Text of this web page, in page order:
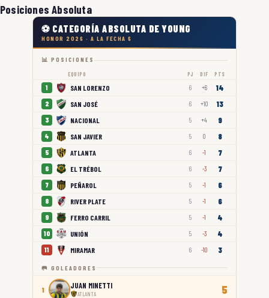
Posiciones Absoluta
⚽ CATEGORÍA ABSOLUTA DE YOUNG
HONOR 2026 · A LA FECHA 6
📊 POSICIONES
EQUIPO PJ DIF PTS
1 SAN LORENZO 6 +6 14
2 SAN JOSÉ 6 +10 13
3 NACIONAL 5 +4 9
4 SAN JAVIER 5 0 8
5 ATLANTA 6 -1 7
6 EL TRÉBOL 6 -3 7
7 PEÑAROL 5 -1 6
8 RIVER PLATE 5 -1 6
9 FERRO CARRIL 5 -1 4
10 UNIÓN 5 -3 4
11 MIRAMAR 6 -10 3
🥅 GOLEADORES
1 JUAN MINETTI
ATLANTA 5